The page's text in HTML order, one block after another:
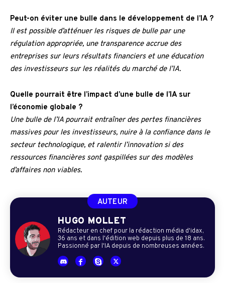
Peut-on éviter une bulle dans le développement de l’IA ?
Il est possible d’atténuer les risques de bulle par une
régulation appropriée, une transparence accrue des
entreprises sur leurs résultats financiers et une éducation
des investisseurs sur les réalités du marché de l’IA.
Quelle pourrait être l’impact d’une bulle de l’IA sur
l’économie globale ?
Une bulle de l’IA pourrait entraîner des pertes financières
massives pour les investisseurs, nuire à la confiance dans le
secteur technologique, et ralentir l’innovation si des
ressources financières sont gaspillées sur des modèles
d’affaires non viables.
AUTEUR
HUGO MOLLET
Rédacteur en chef pour la rédaction média d'idax,
36 ans et dans l'édition web depuis plus de 18 ans.
Passionné par l'IA depuis de nombreuses années.